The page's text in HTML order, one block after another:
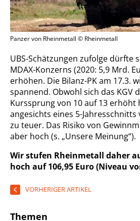
Panzer von Rheinmetall © Rheinmetall
UBS-Schätzungen zufolge dürfte
MDAX-Konzerns (2020: 5,9 Mrd.
erhöhen. Die Bilanz-PK am 17.3.
spannend. Obwohl sich das KGV
Kurssprung von 10 auf 13 erhöht
angesichts eines 5-
zu teuer. Das Risiko von
aber hoch (s. „Unsere Meinung“).
Wir stufen Rheinmetall daher
hoch auf 106,95 Euro (Niveau
VORHERIGER ARTIKEL
Themen